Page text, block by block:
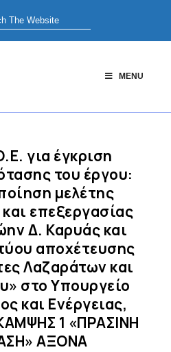
MENU
για έγκριση
του έργου:
μελέτης
επεξεργασίας
Δ. Καρυάς και
αποχέτευσης
Λαζαράτων και
στο Υπουργείο
και Ενέργειας,
1 «ΠΡΑΣΙΝΗ
ΑΞΟΝΑ